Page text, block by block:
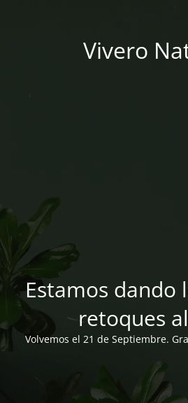
Vivero
Estamos dando
retoques
Volvemos el 21 de Septiembre.